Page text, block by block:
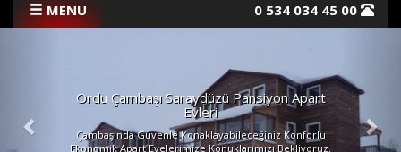
MENU 0 534 034 45 00
HAKKIMIZDA
ODALAR
Ordu Çambaşı Saraydüzü Pansiyon Apart
Evleri
Çambaşında Güvenle Konaklayabileceğiniz Konforlu
Ekonomik Apart Evelerimize Konuklarımızı Bekliyoruz.